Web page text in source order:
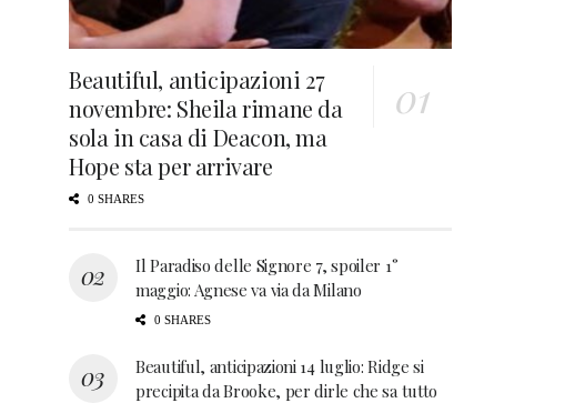
Beautiful, anticipazioni 27
novembre: Sheila rimane da
sola in casa di Deacon, ma
Hope sta per arrivare
0 SHARES
Il Paradiso delle Signore 7, spoiler 1°
maggio: Agnese va via da Milano
0 SHARES
Beautiful, anticipazioni 14 luglio: Ridge si
precipita da Brooke, per dirle che sa tutto